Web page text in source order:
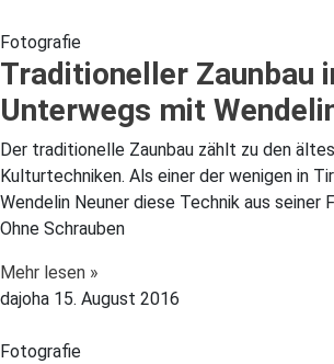
Fotografie
Traditioneller Zaunbau
Unterwegs mit
Der traditionelle Zaunbau zählt zu den
Kulturtechniken. Als einer der wenigen in
Wendelin Neuner diese Technik aus seiner
Ohne Schrauben
Mehr lesen »
dajoha 15. August 2016
Fotografie